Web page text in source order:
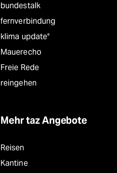
bundestalk
fernverbindung
klima update°
Mauerecho
Freie Rede
reingehen
Mehr taz Angebote
Reisen
Kantine